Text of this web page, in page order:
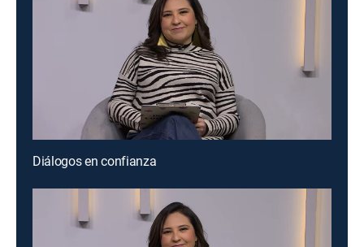
Diálogos en confianza